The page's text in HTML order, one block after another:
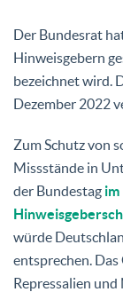
Der Bundesrat
Hinweisgebern
bezeichnet wird.
Dezember 2022
Zum Schutz von
Missstände in
der Bundestag im
würde
entsprechen.
Repressalien